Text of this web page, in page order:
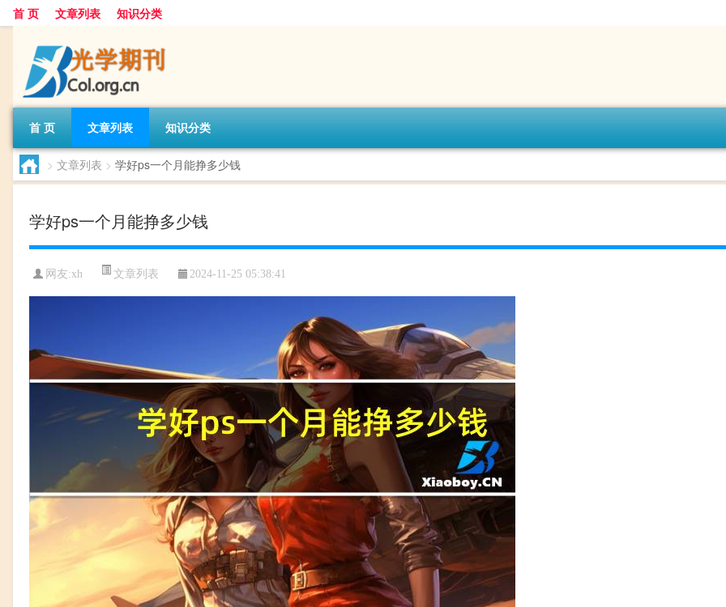
首 页 文章列表 知识分类
首 页 文章列表 知识分类
> 文章列表 > 学好ps一个月能挣多少钱
学好ps一个月能挣多少钱
网友:xh 文章列表 2024-11-25 05:38:41